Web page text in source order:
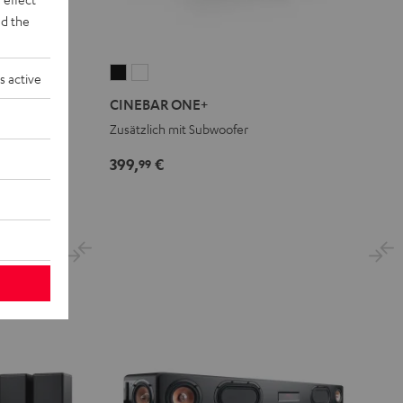
Set" CINEBAR ONE+
Zusätzlich mit Subwoofer
399,99 €
the
active